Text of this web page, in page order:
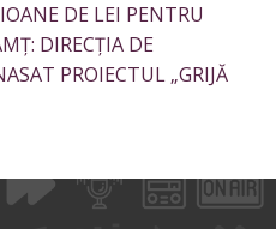
DE LEI PENTRU
DIRECȚIA DE
PROIECTUL „GRIJĂ